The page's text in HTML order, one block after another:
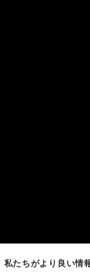
私たちがより良い情